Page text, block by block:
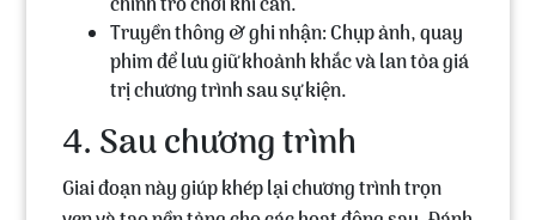
chỉnh trò chơi khi cần.
Truyền thông & ghi nhận: Chụp ảnh, quay
phim để lưu giữ khoảnh khắc và lan tỏa giá
trị chương trình sau sự kiện.
4. Sau chương trình
Giai đoạn này giúp khép lại chương trình trọn